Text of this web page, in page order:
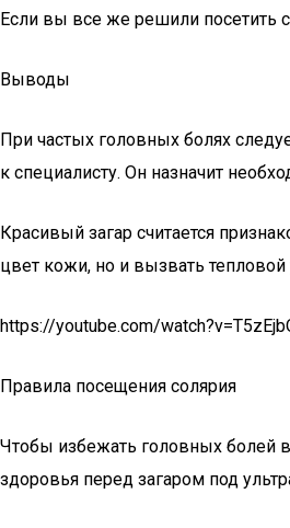
Если вы все же решили посетить
Выводы
При частых головных болях
к специалисту. Он назначит
Красивый загар считается
цвет кожи, но и вызвать
https://youtube.com/
Правила посещения солярия
Чтобы избежать головных болей
здоровья перед загаром под